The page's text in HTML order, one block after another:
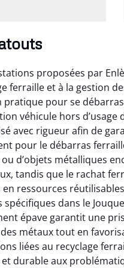
proposées par
ferraille et à la gestion
pour se
véhicule hors d’usage
avec rigueur afin de
pour le débarras
ou d’objets métalliques
tandis que le rachat
en ressources
dans le
épave garantit une
métaux tout en
liées au recyclage
et durable aux